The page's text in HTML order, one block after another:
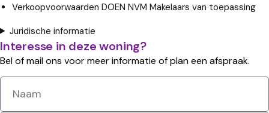
Verkoopvoorwaarden DOEN NVM Makelaars van toepassing
Juridische informatie
Interesse in deze woning?
Bel of mail ons voor meer informatie of plan een afspraak.